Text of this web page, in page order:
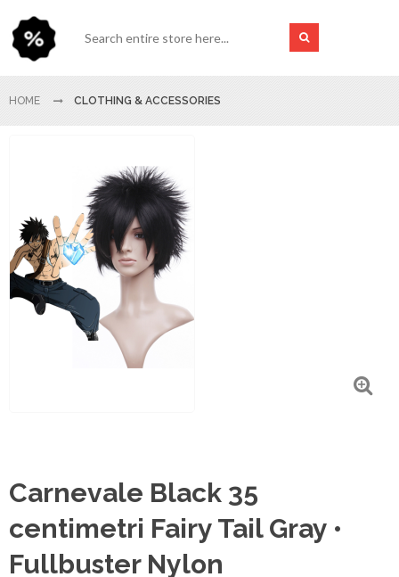
HOME CLOTHING & ACCESSORIES
Carnevale Black 35
centimetri Fairy Tail Gray •
Fullbuster Nylon